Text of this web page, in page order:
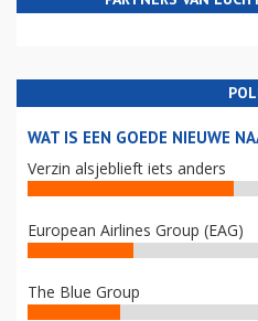
WAT IS EEN GOEDE NIEUWE
Verzin alsjeblieft iets anders
European Airlines Group (EAG)
The Blue Group